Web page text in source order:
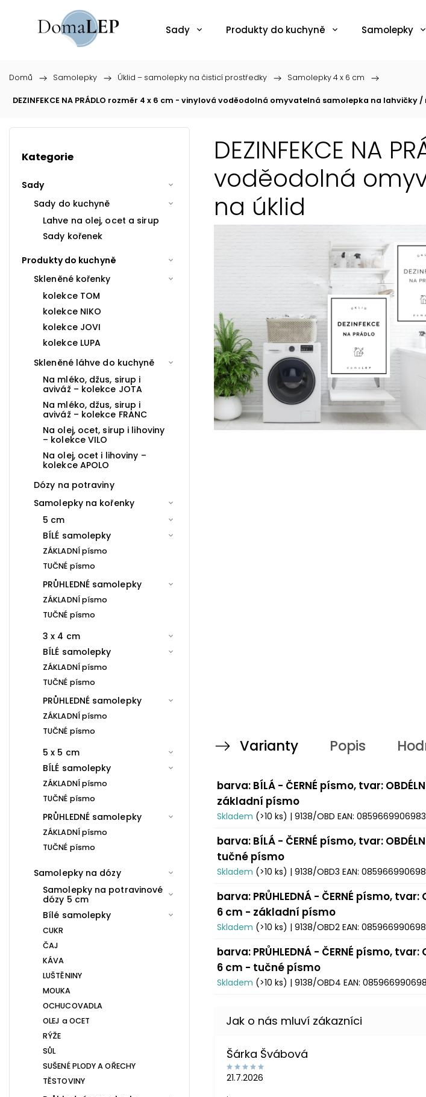
Sady Produkty do kuchyně Samolepky
Domů / Samolepky / Úklid – samolepky na čisticí prostředky / Samolepky 4 x 6 cm /
DEZINFEKCE NA PRÁDLO rozměr 4 x 6 cm - vinylová voděodolná omyvatelná samolepka na lahvičky /
Kategorie
Sady
Sady do kuchyně
Lahve na olej, ocet a sirup
Sady kořenek
Produkty do kuchyně
Skleněné kořenky
kolekce TOM
kolekce NIKO
kolekce JOVI
kolekce LUPA
Skleněné láhve do kuchyně
Na mléko, džus, sirup i
aviváž – kolekce JOTA
Na mléko, džus, sirup i
aviváž – kolekce FRANC
Na olej, ocet, sirup i lihoviny
– kolekce VILO
Na olej, ocet i lihoviny –
kolekce APOLO
Dózy na potraviny
Samolepky na kořenky
5 cm
BÍLÉ samolepky
ZÁKLADNÍ písmo
TUČNÉ písmo
PRŮHLEDNÉ samolepky
ZÁKLADNÍ písmo
TUČNÉ písmo
3 x 4 cm
BÍLÉ samolepky
ZÁKLADNÍ písmo
TUČNÉ písmo
PRŮHLEDNÉ samolepky
ZÁKLADNÍ písmo
TUČNÉ písmo
5 x 5 cm
BÍLÉ samolepky
ZÁKLADNÍ písmo
TUČNÉ písmo
PRŮHLEDNÉ samolepky
ZÁKLADNÍ písmo
TUČNÉ písmo
Samolepky na dózy
Samolepky na potravinové
dózy 5 cm
Bílé samolepky
CUKR
ČAJ
KÁVA
LUŠTĚNINY
MOUKA
OCHUCOVADLA
OLEJ a OCET
RÝŽE
SŮL
SUŠENÉ PLODY A OŘECHY
TĚSTOVINY
DEZINFEKCE NA
voděodolná
na úklid
Varianty Popis
barva: BÍLÁ - ČERNÉ písmo, tvar:
základní písmo
Skladem (>10 ks) | 9138/OBD EAN:
barva: BÍLÁ - ČERNÉ písmo, tvar:
tučné písmo
Skladem (>10 ks) | 9138/OBD3 EAN:
barva: PRŮHLEDNÁ - ČERNÉ písmo,
6 cm - základní písmo
Skladem (>10 ks) | 9138/OBD2 EAN:
barva: PRŮHLEDNÁ - ČERNÉ písmo,
6 cm - tučné písmo
Skladem (>10 ks) | 9138/OBD4 EAN:
Šárka Švábová
21.7.2026
.